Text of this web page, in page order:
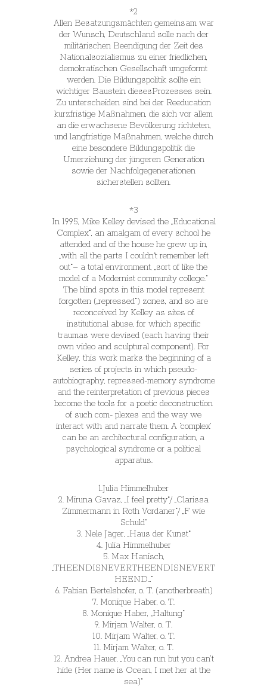
*2
Allen Besatzungsmächten gemeinsam war
der Wunsch, Deutschland solle nach der
militärischen Beendigung der Zeit des
Nationalsozialismus zu einer friedlichen,
demokratischen Gesellschaft umgeformt
werden. Die Bildungspolitik sollte ein
wichtiger Baustein diesesProzesses sein.
Zu unterscheiden sind bei der Reeducation
kurzfristige Maßnahmen, die sich vor allem
an die erwachsene Bevölkerung richteten,
und langfristige Maßnahmen, welche durch
eine besondere Bildungspolitik die
Umerziehung der jüngeren Generation
sowie der Nachfolgegenerationen
sicherstellen sollten.
*3
In 1995, Mike Kelley devised the „Educational
Complex“, an amalgam of every school he
attended and of the house he grew up in,
„with all the parts I couldn‘t remember left
out“– a total environment, „sort of like the
model of a Modernist community college.“
The blind spots in this model represent
forgotten („repressed“) zones, and so are
reconceived by Kelley as sites of
institutional abuse, for which specific
traumas were devised (each having their
own video and sculptural component). For
Kelley, this work marks the beginning of a
series of projects in which pseudo-
autobiography, repressed-memory syndrome
and the reinterpretation of previous pieces
become the tools for a poetic deconstruction
of such com- plexes and the way we
interact with and narrate them. A ‘complex’
can be an architectural configuration, a
psychological syndrome or a political
apparatus.
1.Julia Himmelhuber
2. Miruna Gavaz, „I feel pretty“/ „Clarissa
Zimmermann in Roth Vordaner“/ „F wie
Schuld“
3. Nele Jäger, „Haus der Kunst“
4. Julia Himmelhuber
5. Max Hanisch,
„THEENDISNEVERTHEENDISNEVERT
HEEND…“
6. Fabian Bertelshofer, o. T. (anotherbreath)
7. Monique Haber, o. T.
8. Monique Haber, „Haltung“
9. Mirjam Walter, o. T.
10. Mirjam Walter, o. T.
11. Mirjam Walter, o. T.
12. Andrea Hauer, „You can run but you can’t
hide (Her name is Ocean, I met her at the
sea)“